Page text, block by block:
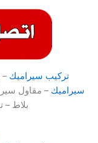
تركيب سيراميك –
سيراميك – مقاول
بلاط –